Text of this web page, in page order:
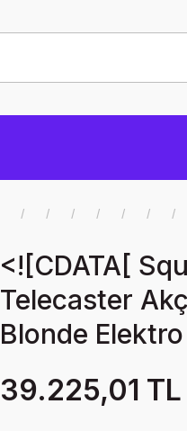
<![CDATA[
Telecaster
Blonde
39.225,01 TL